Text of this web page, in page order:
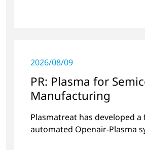
2026/08/09
PR: Plasma for
Manufacturing
Plasmatreat has developed a
automated Openair-Plasma